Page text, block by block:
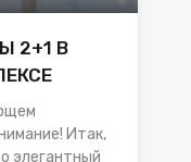
2+1 В
Итак,
элегантный